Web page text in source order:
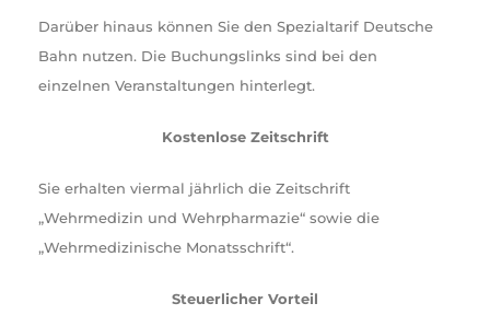
Darüber hinaus können Sie den Spezialtarif Deutsche
Bahn nutzen. Die Buchungslinks sind bei den
einzelnen Veranstaltungen hinterlegt.
Kostenlose Zeitschrift
Sie erhalten viermal jährlich die Zeitschrift
„Wehrmedizin und Wehrpharmazie“ sowie die
„Wehrmedizinische Monatsschrift“.
Steuerlicher Vorteil